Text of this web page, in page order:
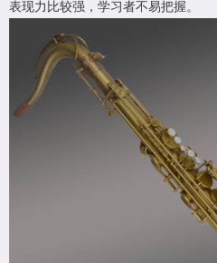
表现力比较强，学习者不易把握。